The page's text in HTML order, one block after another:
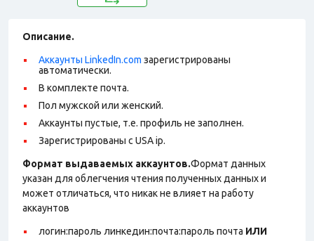
Описание.
Аккаунты LinkedIn.com зарегистрированы
автоматически.
В комплекте почта.
Пол мужской или женский.
Аккаунты пустые, т.е. профиль не заполнен.
Зарегистрированы с USA ip.
Формат выдаваемых аккаунтов.Формат данных
указан для облегчения чтения полученных данных и
может отличаться, что никак не влияет на работу
аккаунтов
логин:пароль линкедин:почта:пароль почта ИЛИ